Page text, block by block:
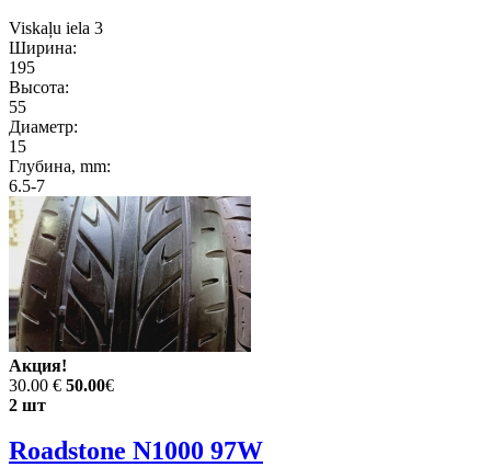
Viskaļu iela 3
Ширина:
195
Высота:
55
Диаметр:
15
Глубина, mm:
6.5-7
Акция!
30.00 € 50.00€
2 шт
Roadstone N1000 97W